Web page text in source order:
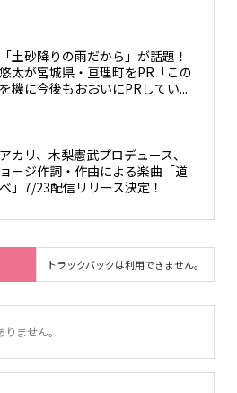
土砂降りの雨だから」が話題！
太が宮城県・亘理町をPR「この
機に今後もおおいにPRしてい...
カリ、木梨憲武プロデュース、
ージ作詞・作曲による楽曲「道
」7/23配信リリース決定！
トラックバックは利用できません。
ません。